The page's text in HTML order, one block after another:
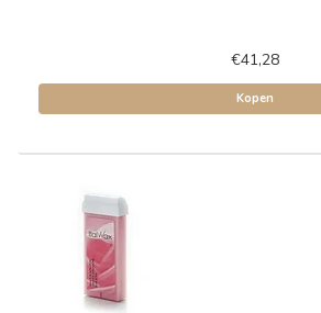
€41,28
Kopen